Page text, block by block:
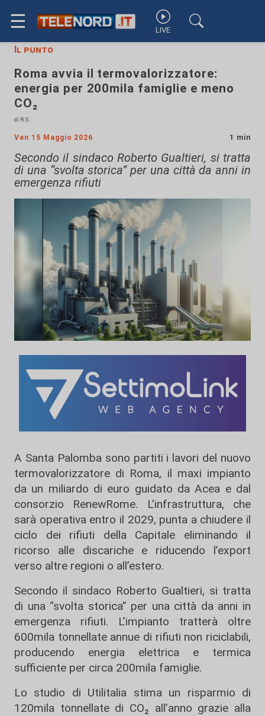
☰ LIVE
Il punto
Roma avvia il termovalorizzatore:
energia per 200mila famiglie e meno
CO₂
di R.S.
Ven 15 Maggio 2026 1 min
Secondo il sindaco Roberto Gualtieri, si tratta
di una “svolta storica” per una città da anni in
emergenza rifiuti
A Santa Palomba sono partiti i lavori del nuovo
termovalorizzatore di Roma, il maxi impianto
da un miliardo di euro guidato da Acea e dal
consorzio RenewRome. L’infrastruttura, che
sarà operativa entro il 2029, punta a chiudere il
ciclo dei rifiuti della Capitale eliminando il
ricorso alle discariche e riducendo l’export
verso altre regioni o all’estero.
Secondo il sindaco Roberto Gualtieri, si tratta
di una “svolta storica” per una città da anni in
emergenza rifiuti. L’impianto tratterà oltre
600mila tonnellate annue di rifiuti non riciclabili,
producendo energia elettrica e termica
sufficiente per circa 200mila famiglie.
Lo studio di Utilitalia stima un risparmio di
120mila tonnellate di CO₂ all’anno grazie alla